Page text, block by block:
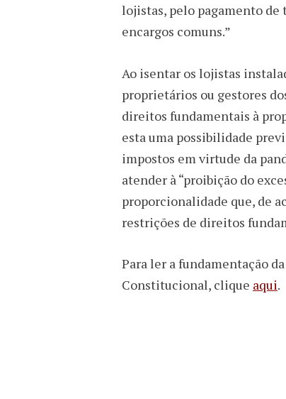
lojistas, pelo pagamento de
encargos comuns.”
Ao isentar os lojistas
proprietários ou gestores
direitos fundamentais à
esta uma possibilidade
impostos em virtude da
atender à “proibição do
proporcionalidade que, de
restrições de direitos
Para ler a fundamentação
Constitucional, clique aqui.